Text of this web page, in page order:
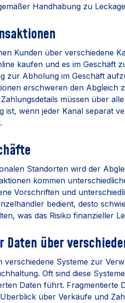
Handhabung zu
Kunden über verschiedene
kaufen und es im Geschäft
zur Abholung im Geschäft
erschweren den Abgleich
müssen über
ist, wenn jeder Kanal separat
Standorten wird der
kommen
Vorschriften und
bedient, desto
was das Risiko finanzieller
Daten über
verschiedene Systeme zur
Oft sind diese
Daten führt. Fragmentierte
über Verkäufe und